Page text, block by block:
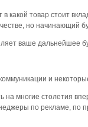
какой товар стоит
но начинающий
ваше дальнейшее
и
многие столетия
по рекламе, по